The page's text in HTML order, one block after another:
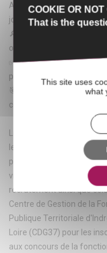
Au programme de cette
journée :
🔎 Présentation des
organisation du travail
✅ Conditions d’emploi et
prérequis attendus
🎯 Focus sur les
contractuels
Ludovic CAILLÉ a
le temps de présenter aux
participants les sites
ville et de la métropole
recrutement ainsi que
Centre de Gestion de la
Publique Territoriale
Loire (CDG37) pour les
aux concours de la
COOKIE OR
That is the
This site uses
what